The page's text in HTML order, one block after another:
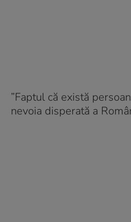
”Faptul că există
nevoia disperată a